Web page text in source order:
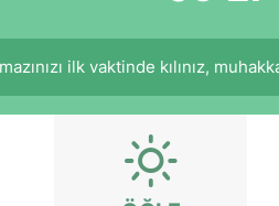
ilk vaktinde kılınız,